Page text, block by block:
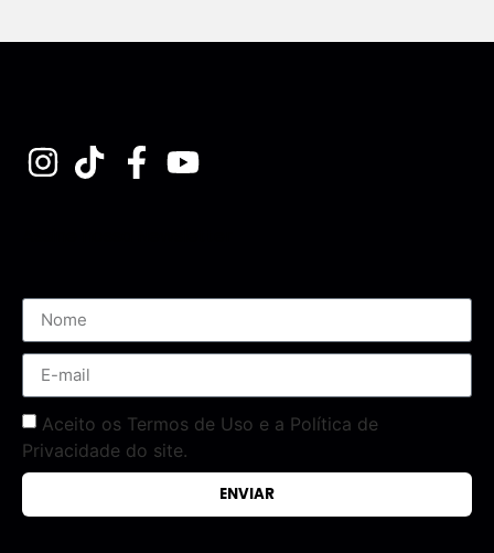
Aceito os Termos de Uso e a Política de
Privacidade do site.
ENVIAR